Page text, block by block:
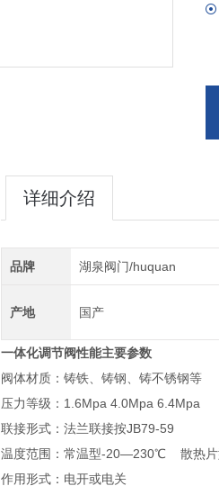
详细介绍
品牌 湖泉阀门/huquan
产地 国产
一体化调节阀性能主要参数
阀体材质：铸铁、铸钢、铸不锈钢等
压力等级：1.6Mpa 4.0Mpa 6.4Mpa
联接形式：法兰联接按JB79-59
温度范围：常温型-20—230℃ 散热
作用形式：电开或电关